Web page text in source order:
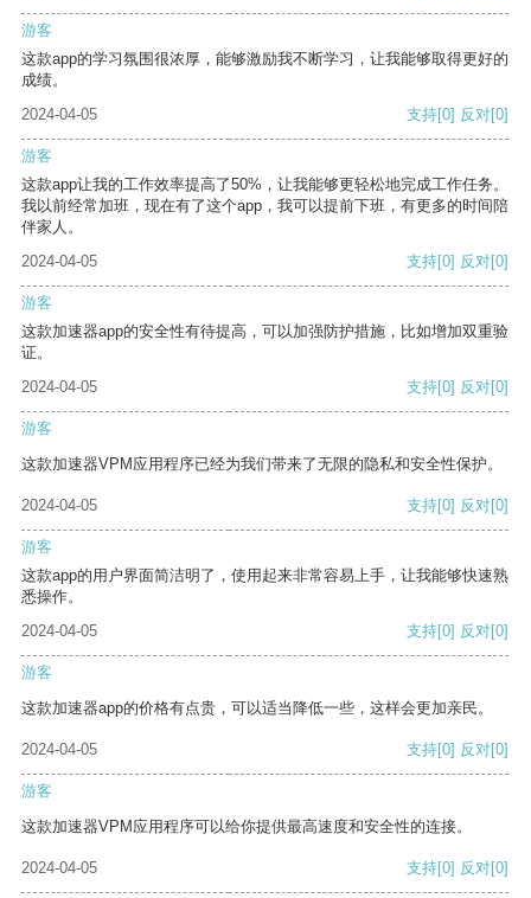
游客
这款app的学习氛围很浓厚，能够激励我不断学习，让我能够取得更好的
成绩。
2024-04-05
支持[0] 反对[0]
游客
这款app让我的工作效率提高了50%，让我能够更轻松地完成工作任务。
我以前经常加班，现在有了这个app，我可以提前下班，有更多的时间陪
伴家人。
2024-04-05
支持[0] 反对[0]
游客
这款加速器app的安全性有待提高，可以加强防护措施，比如增加双重验
证。
2024-04-05
支持[0] 反对[0]
游客
这款加速器VPM应用程序已经为我们带来了无限的隐私和安全性保护。
2024-04-05 支持[0] 反对[0]
游客
这款app的用户界面简洁明了，使用起来非常容易上手，让我能够快速熟
悉操作。
2024-04-05
支持[0] 反对[0]
游客
这款加速器app的价格有点贵，可以适当降低一些，这样会更加亲民。
2024-04-05 支持[0] 反对[0]
游客
这款加速器VPM应用程序可以给你提供最高速度和安全性的连接。
2024-04-05 支持[0] 反对[0]